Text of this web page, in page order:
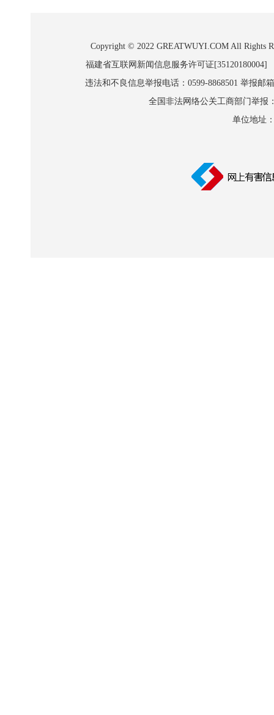
Copyright © 2022 GREATWUYI.COM All Rights
福建省互联网新闻信息服务许可证
违法和不良信息举报电话：0599-8868501 举报邮
全国非法网络公关工商部门举报
单位地址